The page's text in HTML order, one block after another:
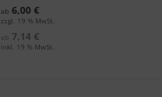
ab 6,00 €
zzgl. 19 % MwSt.
ab
7,14 €
inkl. 19 % MwSt.